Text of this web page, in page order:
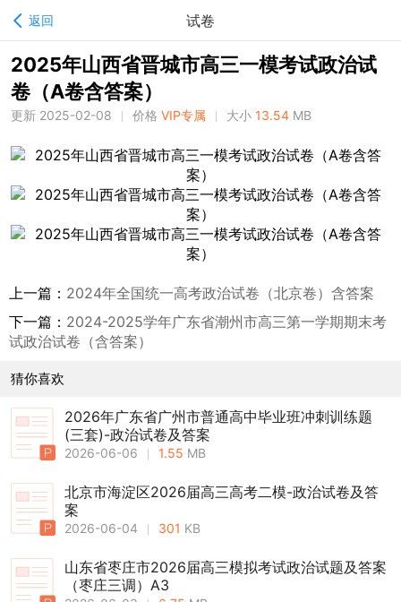
返回 试卷
2025年山西省晋城市高三一模考试政治试
卷（A卷含答案）
更新 2025-02-08 价格 VIP专属 大小 13.54 MB
上一篇： 2024年全国统一高考政治试卷（北京卷）含答案
下一篇： 2024-2025学年广东省潮州市高三第一学期期末考
试政治试卷（含答案）
猜你喜欢
2026年广东省广州市普通高中毕业班冲刺训练题
(三套)-政治试卷及答案
2026-06-06 1.55 MB
北京市海淀区2026届高三高考二模-政治试卷及答
案
2026-06-04 301 KB
山东省枣庄市2026届高三模拟考试政治试题及答案
（枣庄三调）A3